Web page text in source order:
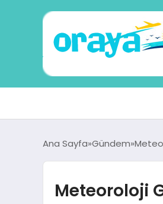
Ana Sayfa Gündem
Meteoroloji